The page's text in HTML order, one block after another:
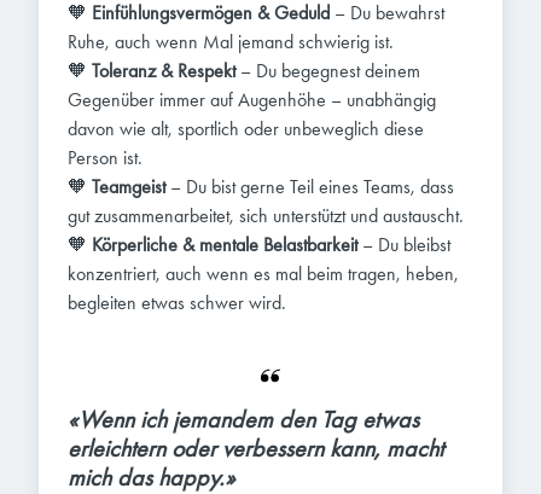
🧡 Einfühlungsvermögen & Geduld – Du bewahrst
Ruhe, auch wenn Mal jemand schwierig ist.
🧡 Toleranz & Respekt – Du begegnest deinem
Gegenüber immer auf Augenhöhe – unabhängig
davon wie alt, sportlich oder unbeweglich diese
Person ist.
🧡 Teamgeist– Du bist gerne Teil eines Teams, dass
gut zusammenarbeitet, sich unterstützt und austauscht.
🧡 Körperliche & mentale Belastbarkeit– Du bleibst
konzentriert, auch wenn es mal beim tragen, heben,
begleiten etwas schwer wird.
«Wenn ich jemandem den Tag etwas
erleichtern oder verbessern kann, macht
mich das happy.»